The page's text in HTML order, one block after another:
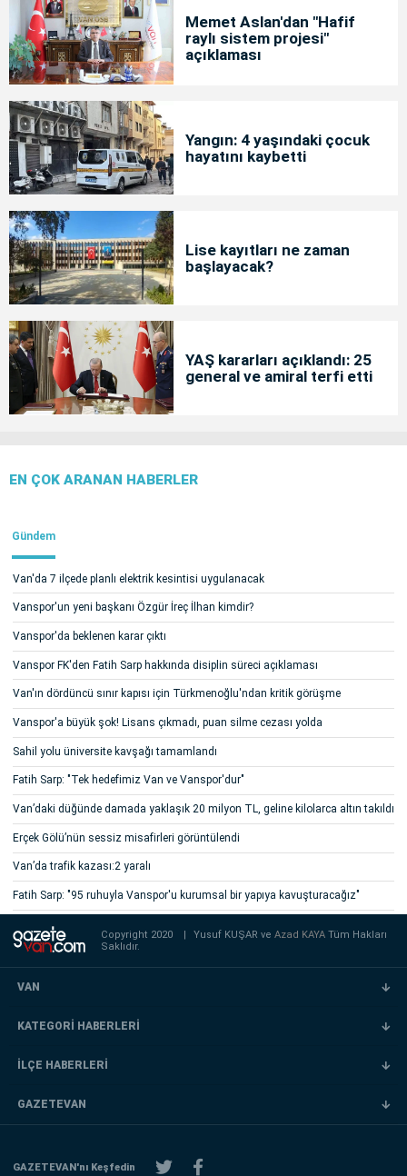
Memet Aslan'dan "Hafif
raylı sistem projesi"
açıklaması
Yangın: 4 yaşındaki çocuk
hayatını kaybetti
Lise kayıtları ne zaman
başlayacak?
YAŞ kararları açıklandı: 25
general ve amiral terfi etti
EN ÇOK ARANAN HABERLER
Gündem
Van'da 7 ilçede planlı elektrik kesintisi uygulanacak
Vanspor'un yeni başkanı Özgür İreç İlhan kimdir?
Vanspor'da beklenen karar çıktı
Vanspor FK'den Fatih Sarp hakkında disiplin süreci açıklaması
Van'ın dördüncü sınır kapısı için Türkmenoğlu'ndan kritik görüşme
Vanspor'a büyük şok! Lisans çıkmadı, puan silme cezası yolda
Sahil yolu üniversite kavşağı tamamlandı
Fatih Sarp: "Tek hedefimiz Van ve Vanspor'dur"
Van’daki düğünde damada yaklaşık 20 milyon TL, geline kilolarca altın takıldı
Erçek Gölü’nün sessiz misafirleri görüntülendi
Van’da trafik kazası:2 yaralı
Fatih Sarp: "95 ruhuyla Vanspor'u kurumsal bir yapıya kavuşturacağız"
Copyright 2020 | Yusuf KUŞAR veAzad KAYATüm Hakları
Saklıdır.
VAN
KATEGORİ HABERLERİ
İLÇE HABERLERİ
GAZETEVAN
GAZETEVAN'nı Keşfedin